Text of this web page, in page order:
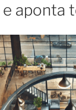
aponta